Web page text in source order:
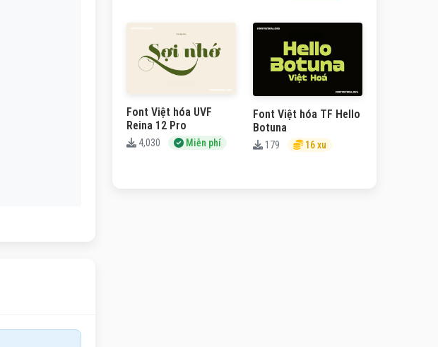
Font Việt hóa UVF
Reina 12 Pro
4,030 Miễn phí
Font Việt hóa TF Hello
Botuna
179 16 xu